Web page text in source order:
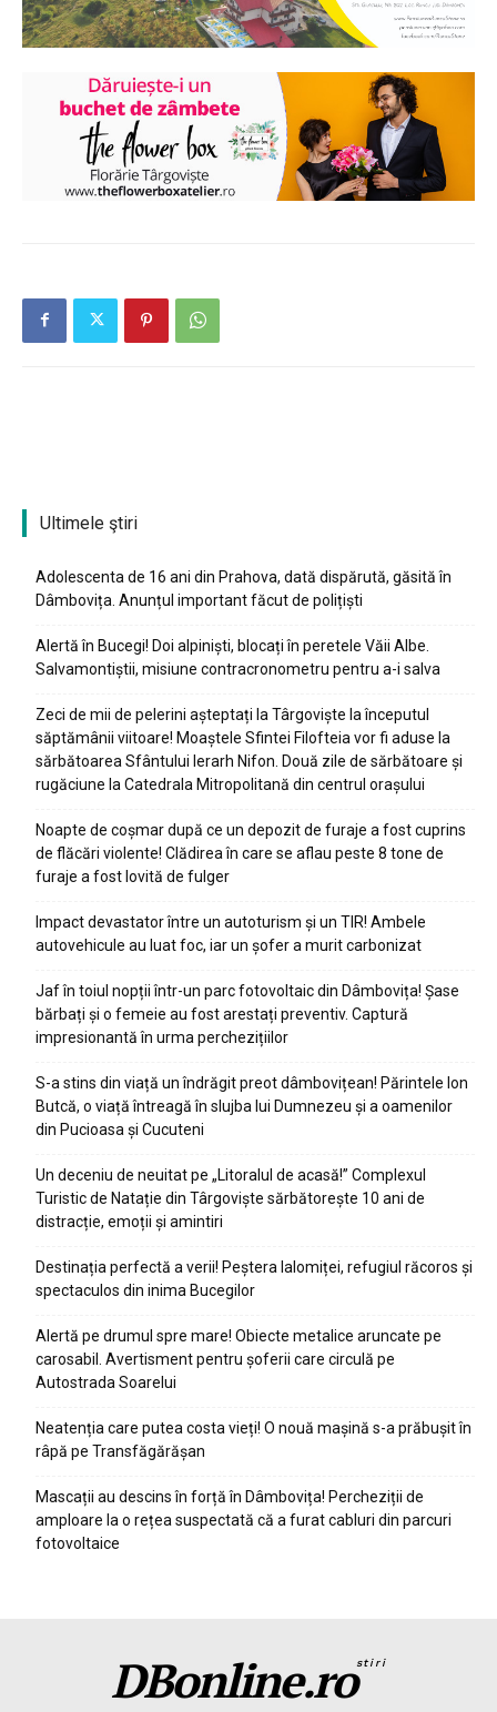
Ultimele ştiri
Adolescenta de 16 ani din Prahova, dată dispărută, găsită în
Dâmbovița. Anunțul important făcut de polițiști
Alertă în Bucegi! Doi alpiniști, blocați în peretele Văii Albe.
Salvamontiștii, misiune contracronometru pentru a-i salva
Zeci de mii de pelerini așteptați la Târgoviște la începutul
săptămânii viitoare! Moaștele Sfintei Filofteia vor fi aduse la
sărbătoarea Sfântului Ierarh Nifon. Două zile de sărbătoare și
rugăciune la Catedrala Mitropolitană din centrul orașului
Noapte de coșmar după ce un depozit de furaje a fost cuprins
de flăcări violente! Clădirea în care se aflau peste 8 tone de
furaje a fost lovită de fulger
Impact devastator între un autoturism și un TIR! Ambele
autovehicule au luat foc, iar un șofer a murit carbonizat
Jaf în toiul nopții într-un parc fotovoltaic din Dâmbovița! Șase
bărbați și o femeie au fost arestați preventiv. Captură
impresionantă în urma perchezițiilor
S-a stins din viață un îndrăgit preot dâmbovițean! Părintele Ion
Butcă, o viață întreagă în slujba lui Dumnezeu și a oamenilor
din Pucioasa și Cucuteni
Un deceniu de neuitat pe „Litoralul de acasă!” Complexul
Turistic de Natație din Târgoviște sărbătorește 10 ani de
distracție, emoții și amintiri
Destinația perfectă a verii! Peștera Ialomiței, refugiul răcoros și
spectaculos din inima Bucegilor
Alertă pe drumul spre mare! Obiecte metalice aruncate pe
carosabil. Avertisment pentru șoferii care circulă pe
Autostrada Soarelui
Neatenția care putea costa vieți! O nouă mașină s-a prăbușit în
râpă pe Transfăgărășan
Mascații au descins în forță în Dâmbovița! Percheziții de
amploare la o rețea suspectată că a furat cabluri din parcuri
fotovoltaice
DBonline.rostiri